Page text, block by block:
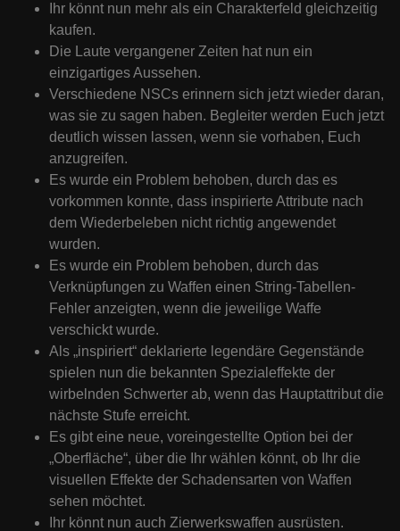
Ihr könnt nun mehr als ein Charakterfeld gleichzeitig
kaufen.
Die Laute vergangener Zeiten hat nun ein
einzigartiges Aussehen.
Verschiedene NSCs erinnern sich jetzt wieder daran,
was sie zu sagen haben. Begleiter werden Euch jetzt
deutlich wissen lassen, wenn sie vorhaben, Euch
anzugreifen.
Es wurde ein Problem behoben, durch das es
vorkommen konnte, dass inspirierte Attribute nach
dem Wiederbeleben nicht richtig angewendet
wurden.
Es wurde ein Problem behoben, durch das
Verknüpfungen zu Waffen einen String-Tabellen-
Fehler anzeigten, wenn die jeweilige Waffe
verschickt wurde.
Als „inspiriert“ deklarierte legendäre Gegenstände
spielen nun die bekannten Spezialeffekte der
wirbelnden Schwerter ab, wenn das Hauptattribut die
nächste Stufe erreicht.
Es gibt eine neue, voreingestellte Option bei der
„Oberfläche“, über die Ihr wählen könnt, ob Ihr die
visuellen Effekte der Schadensarten von Waffen
sehen möchtet.
Ihr könnt nun auch Zierwerkswaffen ausrüsten.